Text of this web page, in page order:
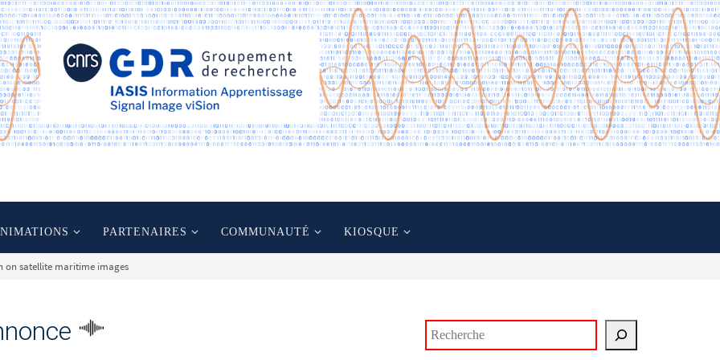
PARTENAIRES COMMUNAUTÉ KIOSQUE
on satellite maritime images